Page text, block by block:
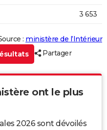
3 653
: ministère de l’Intérieur
Partager
ont le plus
2026 sont dévoilés